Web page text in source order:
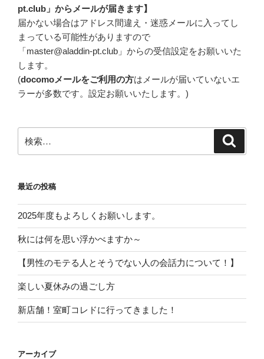
pt.club」からメールが届きます】
届かない場合はアドレス間違え・迷惑メールに入ってし
まっている可能性がありますので
「master@aladdin-pt.club」からの受信設定をお願いいた
します。
(docomoメールをご利用の方はメールが届いていないエ
ラーが多数です。設定お願いいたします。)
索:
最近の投稿
2025年度もよろしくお願いします。
秋には何を思い浮かべますか～
【男性のモテる人とそうでない人の会話力について！】
楽しい夏休みの過ごし方
新店舗！室町コレドに行ってきました！
アーカイブ